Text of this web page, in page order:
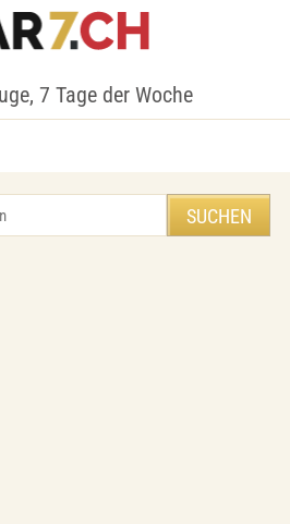
7 Tage der Woche